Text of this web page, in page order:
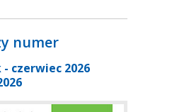
numer
czerwiec 2026